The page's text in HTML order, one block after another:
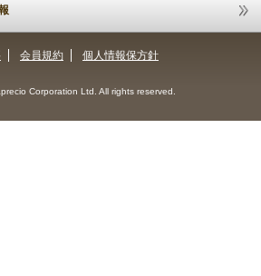
会員規約 個人情報保方針
Corporation Ltd. All rights reserved.